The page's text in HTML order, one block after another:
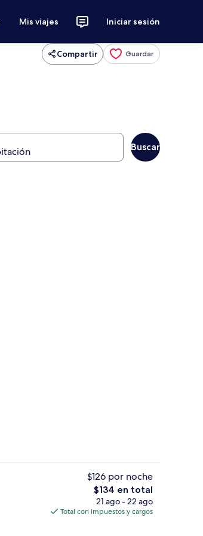
Mis viajes Iniciar sesión
Compartir Guardar
Buscar
Interior
$126 por noche
El
precio
total
$134 en total
21 ago - 22 ago
Total con impuestos y cargos